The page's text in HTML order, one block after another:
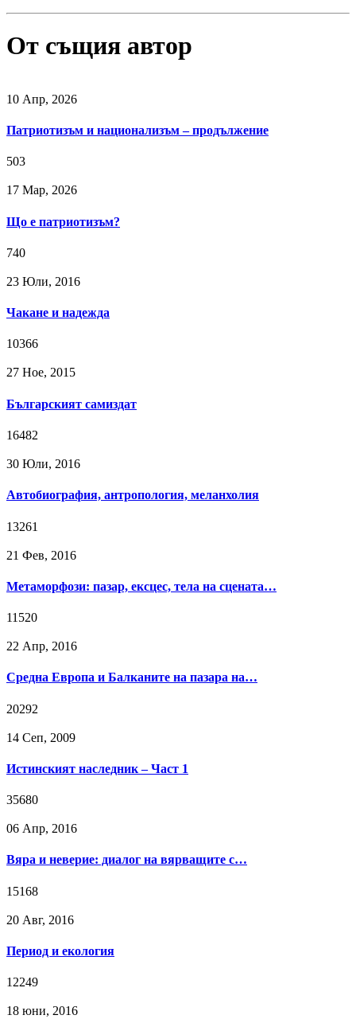
От същия автор
10 Апр, 2026
Патриотизъм и национализъм – продължение
503
17 Мар, 2026
Що е патриотизъм?
740
23 Юли, 2016
Чакане и надежда
10366
27 Ное, 2015
Българският самиздат
16482
30 Юли, 2016
Автобиография, антропология, меланхолия
13261
21 Фев, 2016
Метаморфози: пазар, ексцес, тела на сцената…
11520
22 Апр, 2016
Средна Европа и Балканите на пазара на…
20292
14 Сeп, 2009
Истинският наследник – Част 1
35680
06 Апр, 2016
Вяра и неверие: диалог на вярващите с…
15168
20 Авг, 2016
Период и екология
12249
18 юни, 2016